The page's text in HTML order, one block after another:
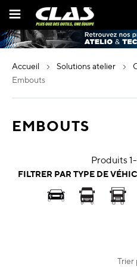
contenu
accueil solutions atelier
embouts
EMBOUTS
Produits 1-
FILTRER PAR TYPE DE
Trier